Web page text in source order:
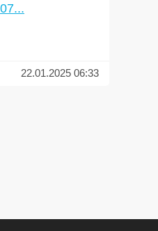
22.01.2025 06:33